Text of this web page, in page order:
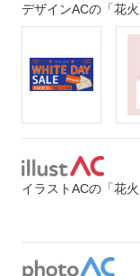
デザインACの「花
イラストACの「花